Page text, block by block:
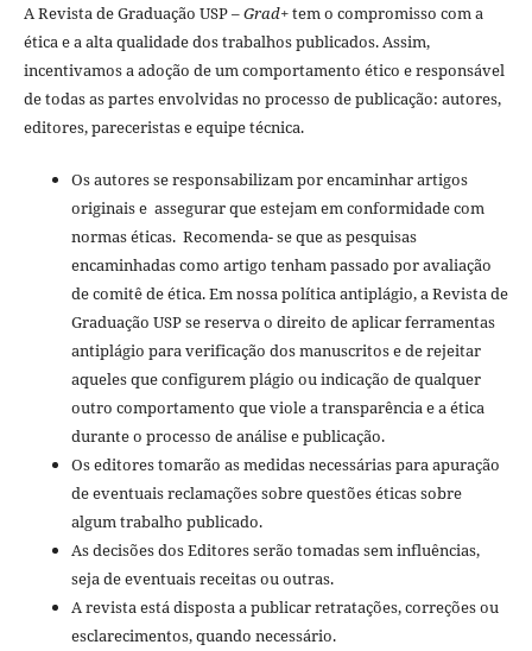
A Revista de Graduação USP –Grad+tem o compromisso com a
ética e a alta qualidade dos trabalhos publicados. Assim,
incentivamos a adoção de um comportamento ético e responsável
de todas as partes envolvidas no processo de publicação: autores,
editores, pareceristas e equipe técnica.
Os autores se responsabilizam por encaminhar artigos
originais e assegurar que estejam em conformidade com
normas éticas. Recomenda- se que as pesquisas
encaminhadas como artigo tenham passado por avaliação
de comitê de ética. Em nossa política antiplágio, a Revista de
Graduação USP se reserva o direito de aplicar ferramentas
antiplágio para verificação dos manuscritos e de rejeitar
aqueles que configurem plágio ou indicação de qualquer
outro comportamento que viole a transparência e a ética
durante o processo de análise e publicação.
Os editores tomarão as medidas necessárias para apuração
de eventuais reclamações sobre questões éticas sobre
algum trabalho publicado.
As decisões dos Editores serão tomadas sem influências,
seja de eventuais receitas ou outras.
A revista está disposta a publicar retratações, correções ou
esclarecimentos, quando necessário.